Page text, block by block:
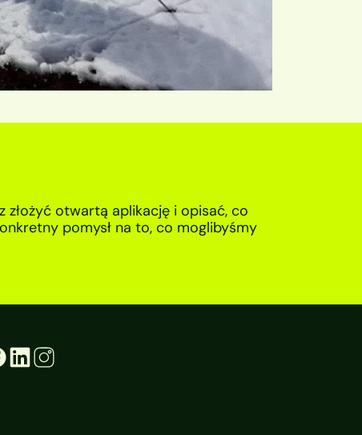
złożyć otwartą aplikację i opisać, co
pomysł na to, co moglibyśmy